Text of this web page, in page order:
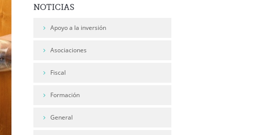
NOTICIAS
Apoyo a la inversión
Asociaciones
Fiscal
Formación
General